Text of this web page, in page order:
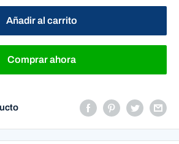
Añadir al carrito
Comprar ahora